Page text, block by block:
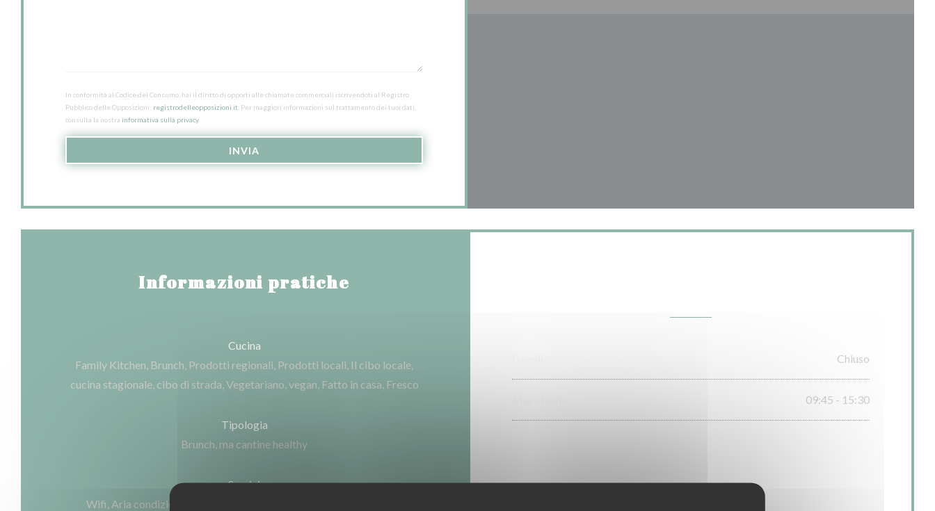
In conformità al Codice del Consumo, hai il diritto di opporti alle chiamate commerciali iscrivendoti al Registro
Pubblico delle Opposizioni: registrodelleopposizioni.it . Per maggiori informazioni sul trattamento dei tuoi dati,
consulta la nostra informativa sulla privacy.
Informazioni pratiche
Cucina
Family Kitchen, Brunch, Prodotti regionali, Prodotti locali, Il cibo locale,
cucina stagionale, cibo di strada, Vegetariano, vegan, Fatto in casa, Fresco
Tipologia
Brunch, ma cantine healthy
Servizi
Wifi, Aria condizionata, Privatizzazione, Accesso disabili, Terrazzo
Chiuso
09:45 - 15:30